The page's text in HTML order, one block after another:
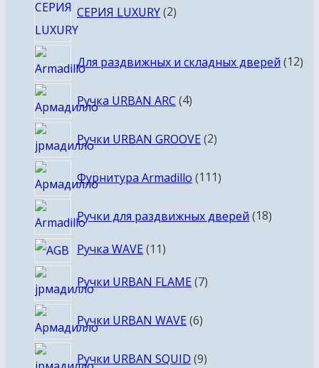
СЕРИЯ LUXURY 2товара
Для раздвижных и складных дверей 1212
Ручка URBAN ARC 44
Ручки URBAN GROOVE 22
Фурнитура Armadillo 111111
Ручки для раздвижных дверей 1818
Ручка WAVE 1111
Ручки URBAN FLAME 77
Ручки URBAN WAVE 66
Ручки URBAN SQUID 99